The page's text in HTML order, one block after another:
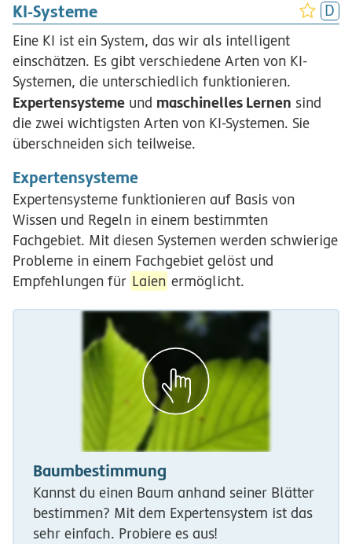
KI-Systeme
Eine KI ist ein System, das wir als intelligent
einschätzen. Es gibt verschiedene Arten von KI-
Systemen, die unterschiedlich funktionieren.
Expertensysteme und maschinelles Lernen sind
die zwei wichtigsten Arten von KI-Systemen. Sie
überschneiden sich teilweise.
Expertensysteme
Expertensysteme funktionieren auf Basis von
Wissen und Regeln in einem bestimmten
Fachgebiet. Mit diesen Systemen werden schwierige
Probleme in einem Fachgebiet gelöst und
Empfehlungen für Laien ermöglicht.
Baumbestimmung
Kannst du einen Baum anhand seiner Blätter
bestimmen? Mit dem Expertensystem ist das
sehr einfach. Probiere es aus!